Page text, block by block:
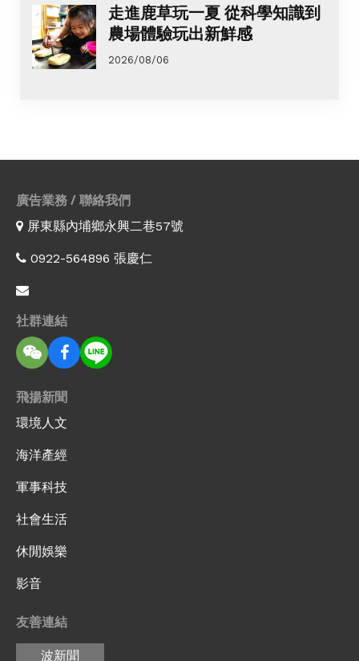
走進鹿草玩一夏 從科學知識到
農場體驗玩出新鮮感
2026/08/06
廣告業務 / 聯絡我們
屏東縣內埔鄉永興二巷57號
0922-564896 張慶仁
社群連結
飛揚新聞
環境人文
海洋產經
軍事科技
社會生活
休閒娛樂
影音
友善連結
波新聞